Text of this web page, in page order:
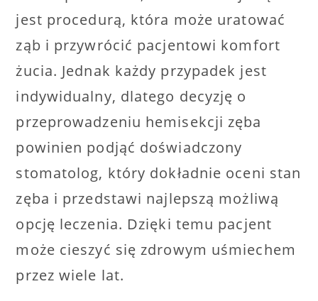
jest procedurą, która może uratować
ząb i przywrócić pacjentowi komfort
żucia. Jednak każdy przypadek jest
indywidualny, dlatego decyzję o
przeprowadzeniu hemisekcji zęba
powinien podjąć doświadczony
stomatolog, który dokładnie oceni stan
zęba i przedstawi najlepszą możliwą
opcję leczenia. Dzięki temu pacjent
może cieszyć się zdrowym uśmiechem
przez wiele lat.